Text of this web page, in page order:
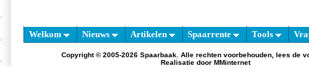
Welkom Nieuws Artikelen Spaarrente Tools
Copyright © 2005-2026 Spaarbaak. Alle rechten voorbehouden, lees de
Realisatie door MMinternet